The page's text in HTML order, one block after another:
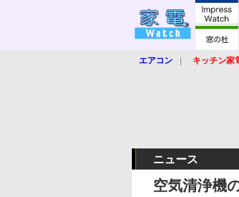
エアコン キッチン家
ニュース
空気清浄機